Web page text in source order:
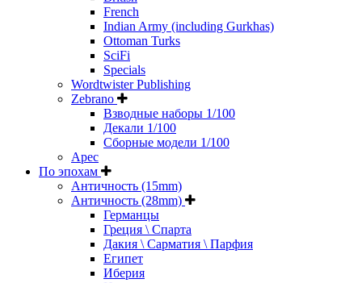
French
Indian Army (including Gurkhas)
Ottoman Turks
SciFi
Specials
Wordtwister Publishing
Zebrano
Взводные наборы 1/100
Декали 1/100
Сборные модели 1/100
Арес
По эпохам
Античность (15mm)
Античность (28mm)
Германцы
Греция \ Спарта
Дакия \ Сарматия \ Парфия
Египет
Иберия